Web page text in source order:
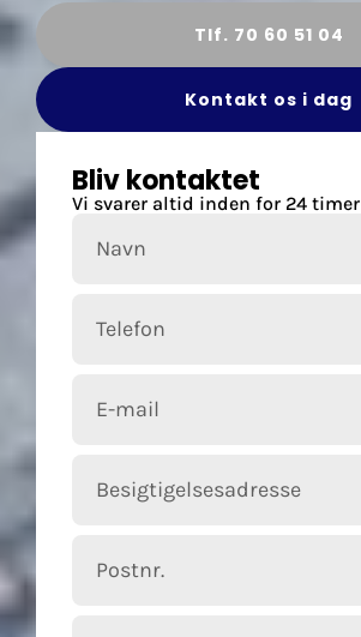
Tlf. 70 60 51 04
Kontakt os i dag
Bliv kontaktet
Vi svarer altid inden for 24 timer